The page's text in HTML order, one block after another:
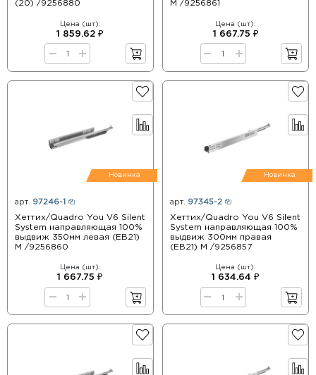
(20) /9256880
Цена (шт):
1 859.62 ₽
М /9256861
Цена (шт):
1 667.75 ₽
Новинка
арт. 97246-1
Хеттих/Quadro You V6 Silent
System направляющая 100%
выдвиж 350мм левая (ЕВ21)
М /9256860
Цена (шт):
1 667.75 ₽
Новинка
арт. 97345-2
Хеттих/Quadro You V6 Silent
System направляющая 100%
выдвиж 300мм правая
(ЕВ21) М /9256857
Цена (шт):
1 634.64 ₽